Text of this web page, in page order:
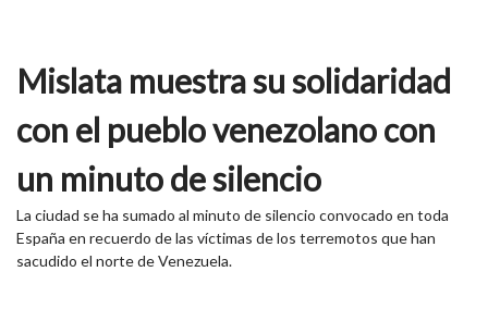
Mislata muestra su solidaridad
con el pueblo venezolano con
un minuto de silencio
La ciudad se ha sumado al minuto de silencio convocado en toda
España en recuerdo de las víctimas de los terremotos que han
sacudido el norte de Venezuela.